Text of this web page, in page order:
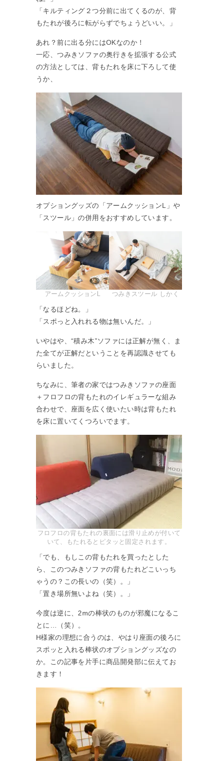
「キルティング２つ分前に出てくるのが、背
もたれが後ろに転がらずでちょうどいい。」
あれ？前に出る分にはOKなのか！
一応、つみきソファの奥行きを拡張する公式
の方法としては、背もたれを床に下ろして使
うか、
オプショングッズの「アームクッションL」や
「スツール」の併用をおすすめしています。
アームクッションL つみきスツール しかく
「なるほどね。」
「スポっと入れれる物は無いんだ。」
いやはや、“積み木”ソファには正解が無く、ま
た全てが正解だということを再認識させても
らいました。
ちなみに、筆者の家ではつみきソファの座面
＋フロフロの背もたれのイレギュラーな組み
合わせで、座面を広く使いたい時は背もたれ
を床に置いてくつろいでます。
フロフロの背もたれの裏面には滑り止めが付いて
いて、もたれるとピタッと固定されます。
「でも、もしこの背もたれを買ったとした
ら、このつみきソファの背もたれどこいっち
ゃうの？この長いの（笑）。」
「置き場所無いよね（笑）。」
今度は逆に、2mの棒状のものが邪魔になるこ
とに…（笑）。
H様家の理想に合うのは、やはり座面の後ろに
スポッと入れる棒状のオプショングッズなの
か。この記事を片手に商品開発部に伝えてお
きます！